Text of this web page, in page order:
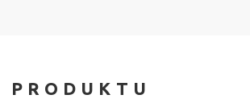
PRODUKTU